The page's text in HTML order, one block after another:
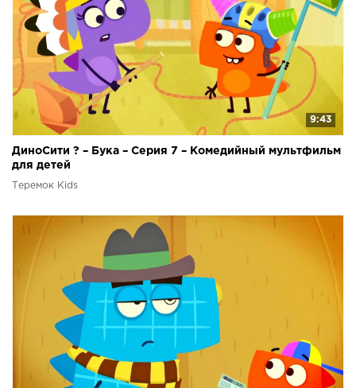
9:43
ДиноСити ? – Бука – Серия 7 – Комедийный мультфильм
для детей
Теремок Kids